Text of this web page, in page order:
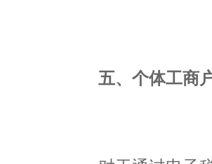
五、个体工商户